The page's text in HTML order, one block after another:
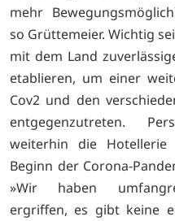
mehr
so Grüttemeier. Wichtig
mit dem Land
etablieren, um einer
Cov2 und den
entgegenzutreten.
weiterhin die
Beginn der Corona-
»Wir haben
ergriffen, es gibt keine